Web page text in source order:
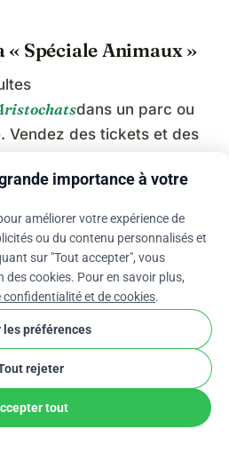
« Spéciale Animaux »
dans un parc ou
Vendez des tickets et des
« rencontre avec les
des Chats ou des
où les participants
d’animaux
soutiennent le
importance à votre
améliorer votre expérience de
ou du contenu personnalisés et
sur "Tout accepter", vous
cookies. Pour en savoir plus,
confidentialité et de cookies.
les préférences
rejeter
tout